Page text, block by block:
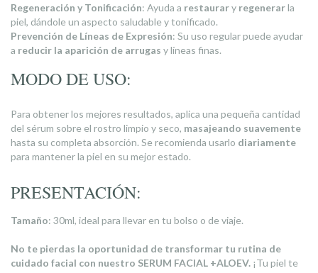
Regeneración y Tonificación: Ayuda a restaurary regenerarla
piel, dándole un aspecto saludable y tonificado.
Prevención de Líneas de Expresión: Su uso regular puede ayudar
a reducir la aparición de arrugas y líneas finas.
MODO DE USO:
Para obtener los mejores resultados, aplica una pequeña cantidad
del sérum sobre el rostro limpio y seco, masajeando suavemente
hasta su completa absorción. Se recomienda usarlo diariamente
para mantener la piel en su mejor estado.
PRESENTACIÓN:
Tamaño: 30ml, ideal para llevar en tu bolso o de viaje.
No te pierdas la oportunidad de transformar tu rutina de
cuidado facial con nuestro SERUM FACIAL +ALOEV. ¡Tu piel te